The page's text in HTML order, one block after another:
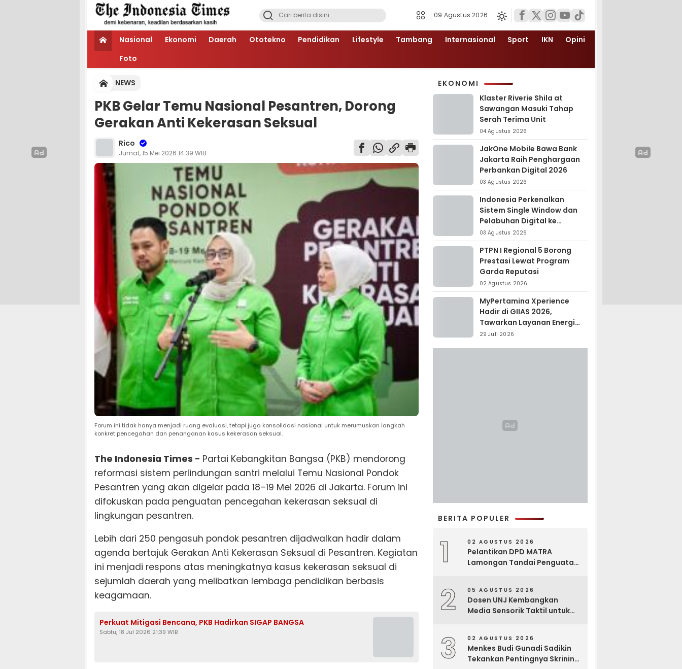
09 Agustus 2026
Nasional Ekonomi Daerah Ototekno Pendidikan Lifestyle Tambang Internasional Sport IKN
Opini
Foto
NEWS
PKB Gelar Temu Nasional Pesantren, Dorong
Gerakan Anti Kekerasan Seksual
Rico
Jumat, 15 Mei 2026 14:39 WIB
Forum ini tidak hanya menjadi ruang evaluasi, tetapi juga konsolidasi nasional untuk merumuskan langkah
konkret pencegahan dan penanganan kasus kekerasan seksual.
The Indonesia Times - Partai Kebangkitan Bangsa (PKB) mendorong
reformasi sistem perlindungan santri melalui Temu Nasional Pondok
Pesantren yang akan digelar pada 18–19 Mei 2026 di Jakarta. Forum ini
difokuskan pada penguatan pencegahan kekerasan seksual di
lingkungan pesantren.
Lebih dari 250 pengasuh pondok pesantren dijadwalkan hadir dalam
agenda bertajuk Gerakan Anti Kekerasan Seksual di Pesantren. Kegiatan
ini menjadi respons atas meningkatnya kasus kekerasan seksual di
sejumlah daerah yang melibatkan lembaga pendidikan berbasis
keagamaan.
Perkuat Mitigasi Bencana, PKB Hadirkan SIGAP BANGSA
Sabtu, 18 Jul 2026 21:39 WIB
EKONOMI
Klaster Riverie Shila at
Sawangan Masuki Tahap
Serah Terima Unit
04 Agustus 2026
JakOne Mobile Bawa Bank
Jakarta Raih Penghargaan
Perbankan Digital 2026
03 Agustus 2026
Indonesia Perkenalkan
Sistem Single Window dan
Pelabuhan Digital ke
Madagaskar
03 Agustus 2026
PTPN I Regional 5 Borong
Prestasi Lewat Program
Garda Reputasi
02 Agustus 2026
MyPertamina Xperience
Hadir di GIIAS 2026,
Tawarkan Layanan Energi
Terintegrasi
29 Juli 2026
BERITA POPULER
1 02 AGUSTUS 2026
Pelantikan DPD MATRA
Lamongan Tandai Penguatan
2 05 AGUSTUS 2026
Dosen UNJ Kembangkan
Media Sensorik Taktil untuk
3 02 AGUSTUS 2026
Menkes Budi Gunadi Sadikin
Tekankan Pentingnya Skrining